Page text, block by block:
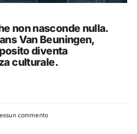
non nasconde nulla.
Van Beuningen,
diventa
culturale.
commento